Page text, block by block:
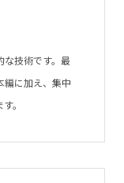
な技術です。最
編に加え、集中
。